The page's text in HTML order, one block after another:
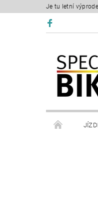
Je tu letní